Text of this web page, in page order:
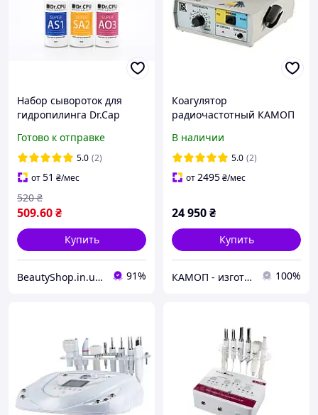
Набор сывороток для
гидропилинга Dr.Cap
чистка для лица
Готово к отправке
5.0 (2)
от51 ₴/мес
509.60₴
520 ₴
Купить
BeautyShop.in.ua - Интернет-магазин по продаже материалов красоты, Телеграм @Beautyshopinua 91%
Коагулятор
радиочастотный КАМОП
держатель электродов
0.8мм серый 002_00СК
В наличии
5.0 (2)
от2495₴/мес
24 950₴
Купить
КАМОП - изготовитель медицинского оборудования 100%